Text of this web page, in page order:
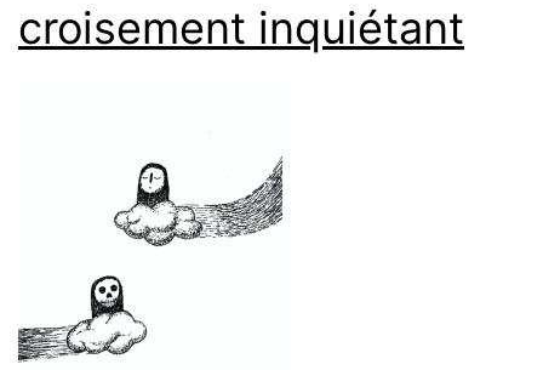
croisement inquiétant